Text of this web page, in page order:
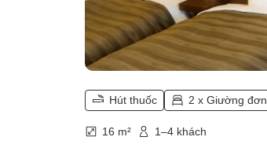
Hút thuốc 2 x Giường đơn
16 m² 1–4 khách